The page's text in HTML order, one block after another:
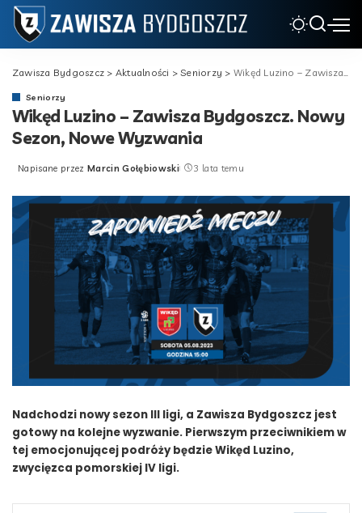
Zawisza Bydgoszcz > Aktualności >Seniorzy > Wikęd Luzino – Zawisza Bydgoszcz. Nowy Sezon, Nowe Wyzwania
Seniorzy
Wikęd Luzino – Zawisza Bydgoszcz. Nowy
Sezon, Nowe Wyzwania
Posted
Napisane przez Marcin Gołębiowski 3 lata temu
Nadchodzi nowy sezon III ligi, a Zawisza Bydgoszcz jest
gotowy na kolejne wyzwanie. Pierwszym przeciwnikiem w
tej emocjonującej podróży będzie Wikęd Luzino,
zwycięzca pomorskiej IV ligi.